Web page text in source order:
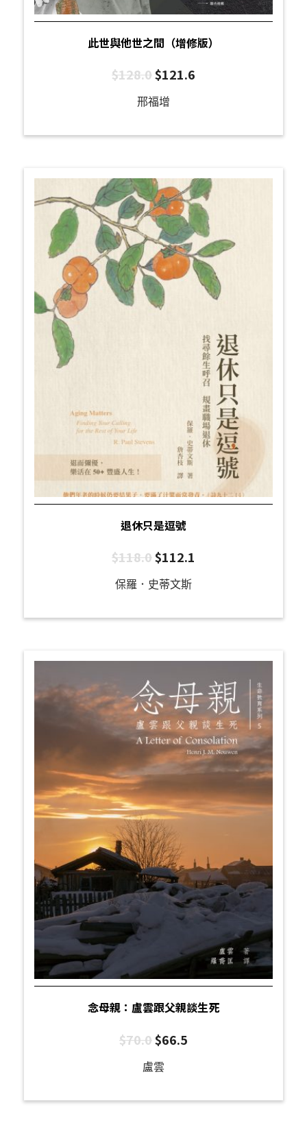
此世與他世之間（增修版）
$128.0$121.6
邢福增
退休只是逗號
$118.0$112.1
保羅．史蒂文斯
念母親：盧雲跟父親談生死
$70.0$66.5
盧雲